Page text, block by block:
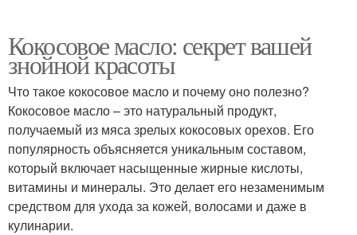
Кокосовое масло: секрет вашей
знойной красоты
Что такое кокосовое масло и почему оно полезно?
Кокосовое масло – это натуральный продукт,
получаемый из мяса зрелых кокосовых орехов. Его
популярность объясняется уникальным составом,
который включает насыщенные жирные кислоты,
витамины и минералы. Это делает его незаменимым
средством для ухода за кожей, волосами и даже в
кулинарии.